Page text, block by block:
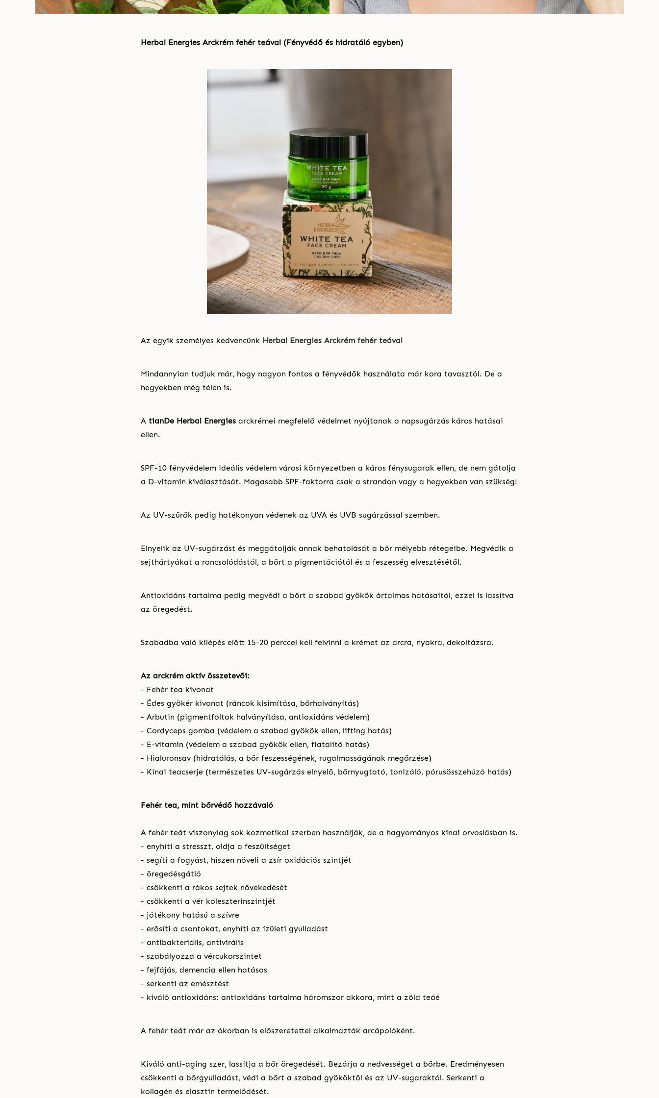
Herbal Energies Arckrém fehér teával (Fényvédő és hidratáló egyben)
Az egyik személyes kedvencünk Herbal Energies Arckrém fehér teával
Mindannyian tudjuk már, hogy nagyon fontos a fényvédők használata már kora tavasztól. De a
hegyekben még télen is.
A tianDe Herbal Energies arckrémei megfelelő védelmet nyújtanak a napsugárzás káros hatásai
ellen.
SPF-10 fényvédelem ideális védelem városi környezetben a káros fénysugarak ellen, de nem gátolja
a D-vitamin kiválasztását. Magasabb SPF-faktorra csak a strandon vagy a hegyekben van szükség!
Az UV-szűrők pedig hatékonyan védenek az UVA és UVB sugárzással szemben.
Elnyelik az UV-sugárzást és meggátolják annak behatolását a bőr mélyebb rétegeibe. Megvédik a
sejthártyákat a roncsolódástól, a bőrt a pigmentációtól és a feszesség elvesztésétől.
Antioxidáns tartalma pedig megvédi a bőrt a szabad gyökök ártalmas hatásaitól, ezzel is lassítva
az öregedést.
Szabadba való kilépés előtt 15-20 perccel kell felvinni a krémet az arcra, nyakra, dekoltázsra.
Az arckrém aktív összetevői:
- Fehér tea kivonat
- Édes gyökér kivonat (ráncok kisimítása, bőrhalványítás)
- Arbutin (pigmentfoltok halványítása, antioxidáns védelem)
- Cordyceps gomba (védelem a szabad gyökök ellen, lifting hatás)
- E-vitamin (védelem a szabad gyökök ellen, fiatalító hatás)
- Hialuronsav (hidratálás, a bőr feszességének, rugalmasságának megőrzése)
- Kínai teacserje (természetes UV-sugárzás elnyelő, bőrnyugtató, tonizáló, pórusösszehúzó hatás)
Fehér tea, mint bőrvédő hozzávaló
A fehér teát viszonylag sok kozmetikai szerben használják, de a hagyományos kínai orvoslásban is.
- enyhíti a stresszt, oldja a feszültséget
- segíti a fogyást, hiszen növeli a zsír oxidációs szintjét
- öregedésgátló
- csökkenti a rákos sejtek növekedését
- csökkenti a vér koleszterinszintjét
- jótékony hatású a szívre
- erősíti a csontokat, enyhíti az ízületi gyulladást
- antibakteriális, antivirális
- szabályozza a vércukorszintet
- fejfájás, demencia ellen hatásos
- serkenti az emésztést
- kiváló antioxidáns: antioxidáns tartalma háromszor akkora, mint a zöld teáé
A fehér teát már az ókorban is előszeretettel alkalmazták arcápolóként.
Kiváló anti-aging szer, lassítja a bőr öregedését. Bezárja a nedvességet a bőrbe. Eredményesen
csökkenti a bőrgyulladást, védi a bőrt a szabad gyököktől és az UV-sugaraktól. Serkenti a
kollagén és elasztin termelődését.